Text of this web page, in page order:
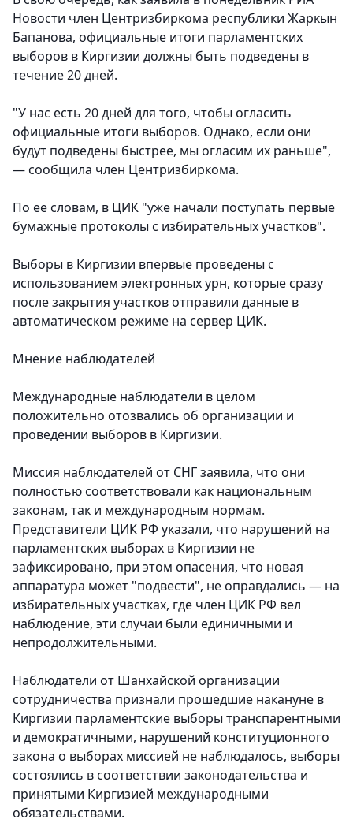
Новости член Центризбиркома республики Жаркын
Бапанова, официальные итоги парламентских
выборов в Киргизии должны быть подведены в
течение 20 дней.
"У нас есть 20 дней для того, чтобы огласить
официальные итоги выборов. Однако, если они
будут подведены быстрее, мы огласим их раньше",
— сообщила член Центризбиркома.
По ее словам, в ЦИК "уже начали поступать первые
бумажные протоколы с избирательных участков".
Выборы в Киргизии впервые проведены с
использованием электронных урн, которые сразу
после закрытия участков отправили данные в
автоматическом режиме на сервер ЦИК.
Мнение наблюдателей
Международные наблюдатели в целом
положительно отозвались об организации и
проведении выборов в Киргизии.
Миссия наблюдателей от СНГ заявила, что они
полностью соответствовали как национальным
законам, так и международным нормам.
Представители ЦИК РФ указали, что нарушений на
парламентских выборах в Киргизии не
зафиксировано, при этом опасения, что новая
аппаратура может "подвести", не оправдались — на
избирательных участках, где член ЦИК РФ вел
наблюдение, эти случаи были единичными и
непродолжительными.
Наблюдатели от Шанхайской организации
сотрудничества признали прошедшие накануне в
Киргизии парламентские выборы транспарентными
и демократичными, нарушений конституционного
закона о выборах миссией не наблюдалось, выборы
состоялись в соответствии законодательства и
принятыми Киргизией международными
обязательствами.